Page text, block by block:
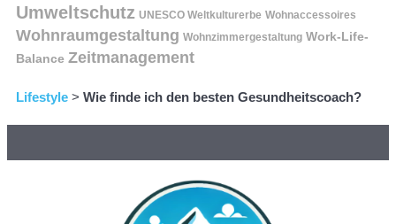
Umweltschutz UNESCO Weltkulturerbe Wohnaccessoires
Wohnraumgestaltung Wohnzimmergestaltung Work-Life-
Balance Zeitmanagement
Lifestyle > Wie finde ich den besten Gesundheitscoach?